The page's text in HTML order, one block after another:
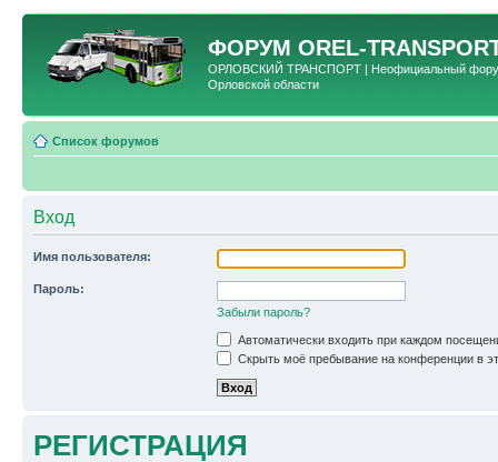
ФОРУМ OREL-
ОРЛОВСКИЙ ТРАНСПОРТ | Неофициальный форум
Орловской области
Список форумов
Вход
Имя пользователя:
Пароль:
Забыли пароль?
Автоматически входить при каждом
Скрыть моё пребывание на конференции в
РЕГИСТРАЦИЯ